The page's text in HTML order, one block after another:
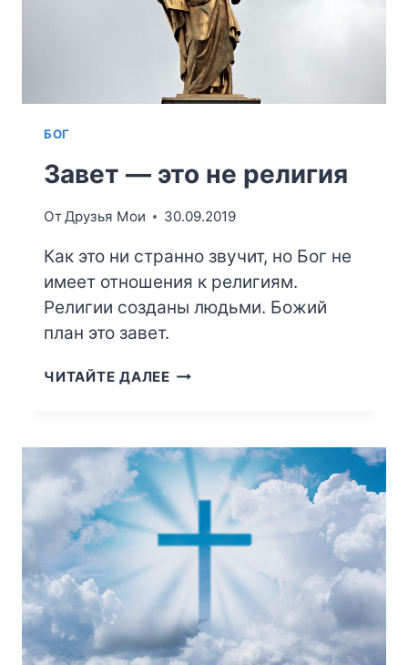
БОГ
Завет — это не религия
ОтДрузья Мои 30.09.2019
Как это ни странно звучит, но Бог не
имеет отношения к религиям.
Религии созданы людьми. Божий
план это завет.
ЧИТАЙТЕ ДАЛЕЕЗАВЕТ
РЕЛИГИЯ